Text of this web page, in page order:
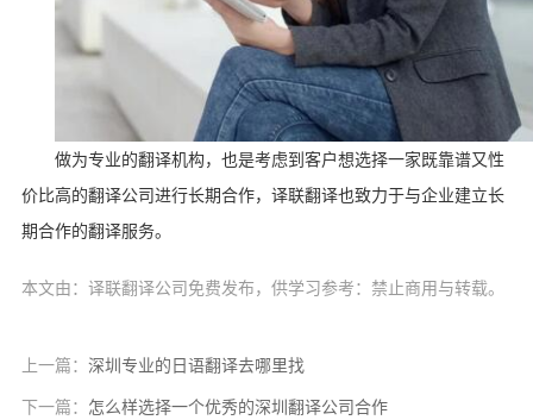
做为专业的翻译机构，也是考虑到客户想选择一家既靠谱又性
价比高的翻译公司进行长期合作，译联翻译也致力于与企业建立长
期合作的翻译服务。
本文由：译联翻译公司免费发布，供学习参考：禁止商用与转载。
上一篇： 深圳专业的日语翻译去哪里找
下一篇： 怎么样选择一个优秀的深圳翻译公司合作